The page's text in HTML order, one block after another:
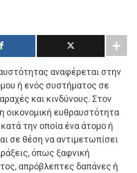
αναφέρεται στην
ή ενός συστήματος σε
και κινδύνους. Στον
οικονομική ευθραυστότητα
την οποία ένα άτομο ή
σε θέση να αντιμετωπίσει
όπως ξαφνική
απρόβλεπτες δαπάνες ή